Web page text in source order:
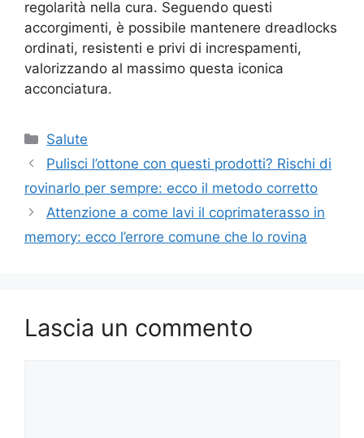
regolarità nella cura. Seguendo questi
accorgimenti, è possibile mantenere dreadlocks
ordinati, resistenti e privi di increspamenti,
valorizzando al massimo questa iconica
acconciatura.
Categorie
Salute
Pulisci l’ottone con questi prodotti? Rischi di
rovinarlo per sempre: ecco il metodo corretto
Attenzione a come lavi il coprimaterasso in
memory: ecco l’errore comune che lo rovina
Lascia un commento